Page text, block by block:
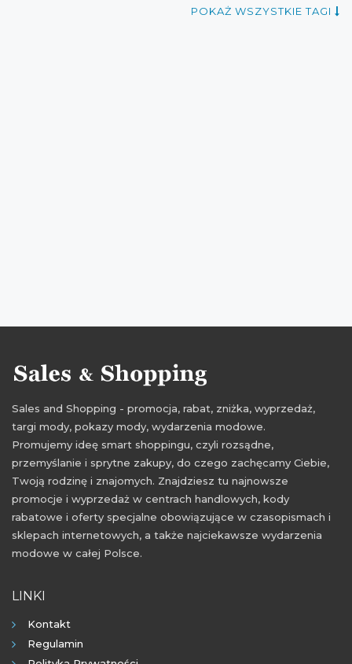
promocje na meble
przeceny na meble do mieszkania
oferty na meble do mieszkania
rabaty miloo home zniżki miloo home
przeceny miloo home okazje miloo home
oferty miloo home promocje sierpień 2021
rabaty sierpień 2021 zniżki sierpień 2021
POKAŻ WSZYSTKIE TAGI
Sales and Shopping - promocja, rabat, zniżka, wyprzedaż,
targi mody, pokazy mody, wydarzenia modowe.
Promujemy ideę smart shoppingu, czyli rozsądne,
przemyślanie i sprytne zakupy, do czego zachęcamy Ciebie,
Twoją rodzinę i znajomych. Znajdziesz tu najnowsze
promocje i wyprzedaż w centrach handlowych, kody
rabatowe i oferty specjalne obowiązujące w czasopismach i
sklepach internetowych, a także najciekawsze wydarzenia
modowe w całej Polsce.
LINKI
Kontakt
Regulamin